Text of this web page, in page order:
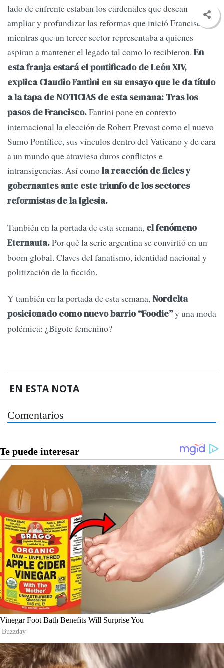
lado de enfrente estaban los cardenales que desean
ampliar y profundizar las reformas que inició Francisco,
mientras que un tercer sector representaba a quienes
aspiran a mantener el legado tal como lo recibieron. En
esta franja estará el pontificado de León XIV,
explica Claudio Fantini en su ensayo que le da título
a la tapa de NOTICIAS de esta semana: Tras los
pasos de Francisco.Fantini pone en contexto
internacional la elección de Robert Prevost como el nuevo
Sumo Pontífice, sus vínculos dentro del Vaticano y de cara
a un mundo que atraviesa duros conflictos e
intransigencias. Así comola reacción de fieles y
gobernantes ante este triunfo de los sectores
reformistas de la Iglesia.
También en la portada de esta semana, el fenómeno
Eternauta.Por qué la serie argentina se convirtió en un
boom global. Claves del fanatismo, identidad nacional y
politización de la ficción.
Y también en la portada de esta semana,Nordelta
posicionado como nuevo barrio “Foodie”y una moda
polémica: ¿Bigote femenino?
EN ESTA NOTA
Comentarios